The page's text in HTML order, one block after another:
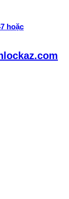
hoặc